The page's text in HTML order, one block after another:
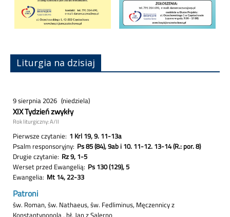
Liturgia na dzisiaj